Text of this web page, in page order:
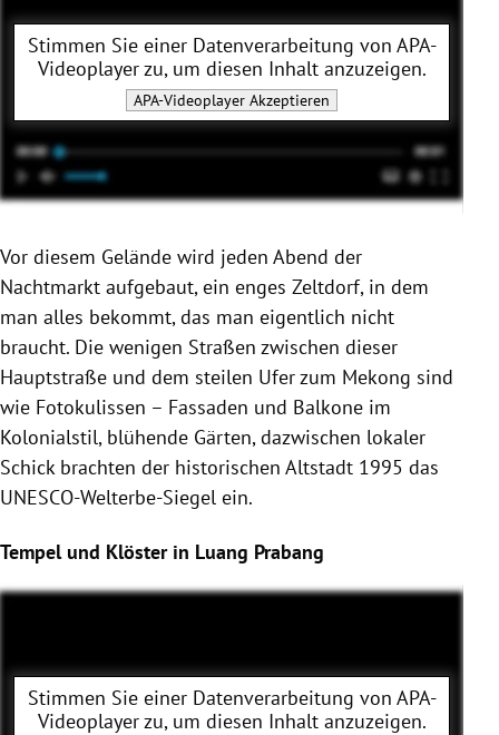
Stimmen Sie einer Datenverarbeitung von APA-
Videoplayerzu, um diesen Inhalt anzuzeigen.
APA-Videoplayer Akzeptieren
Vor diesem Gelände wird jeden Abend der
Nachtmarkt aufgebaut, ein enges Zeltdorf, in dem
man alles bekommt, das man eigentlich nicht
braucht. Die wenigen Straßen zwischen dieser
Hauptstraße und dem steilen Ufer zum Mekong sind
wie Fotokulissen – Fassaden und Balkone im
Kolonialstil, blühende Gärten, dazwischen lokaler
Schick brachten der historischen Altstadt 1995 das
UNESCO-Welterbe-Siegel ein.
Tempel und Klöster in Luang Prabang
Stimmen Sie einer Datenverarbeitung von APA-
Videoplayerzu, um diesen Inhalt anzuzeigen.